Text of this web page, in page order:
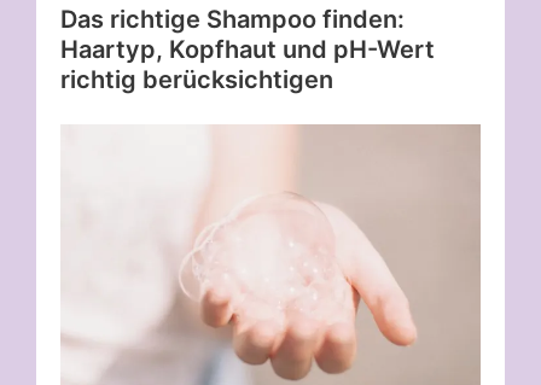
Das richtige Shampoo finden:
Haartyp, Kopfhaut und pH-Wert
richtig berücksichtigen